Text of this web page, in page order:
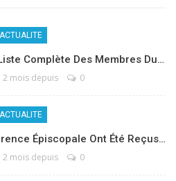
ACTUALITE
Complète Des Membres Du…
2 mois depuis 0
ACTUALITE
Épiscopale Ont Été Reçus…
2 mois depuis 0